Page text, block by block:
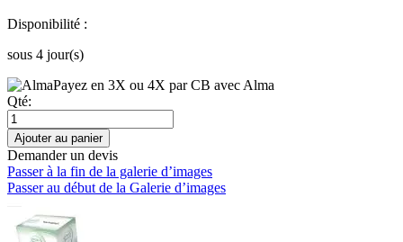
Disponibilité :
sous 4 jour(s)
Payez en 3X ou 4X par CB avec Alma
Qté:
Ajouter au panier
Demander un devis
Passer à la fin de la galerie d’images
Passer au début de la Galerie d’images